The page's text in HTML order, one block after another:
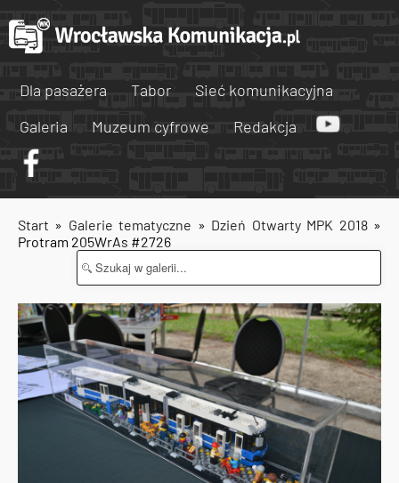
Dla pasażera Tabor
Sieć komunikacyjna
Galeria
Muzeum cyfrowe Redakcja
Start » Galerie tematyczne » Dzień Otwarty MPK 2018»
Protram 205WrAs #2726